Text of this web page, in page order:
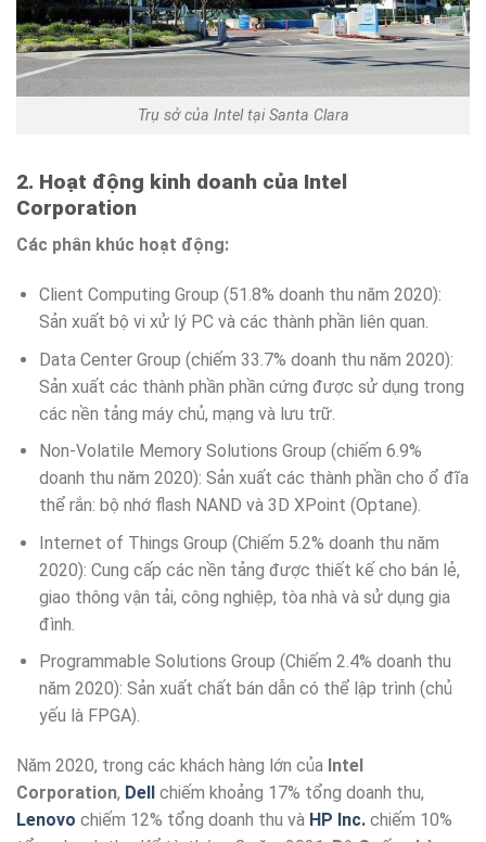
Trụ sở của Intel tại Santa Clara
2. Hoạt động kinh doanh của Intel
Corporation
Các phân khúc hoạt động:
Client Computing Group (51.8% doanh thu năm 2020):
Sản xuất bộ vi xử lý PC và các thành phần liên quan.
Data Center Group (chiếm 33.7% doanh thu năm 2020):
Sản xuất các thành phần phần cứng được sử dụng trong
các nền tảng máy chủ, mạng và lưu trữ.
Non-Volatile Memory Solutions Group (chiếm 6.9%
doanh thu năm 2020): Sản xuất các thành phần cho ổ đĩa
thể rắn: bộ nhớ flash NAND và 3D XPoint (Optane).
Internet of Things Group (Chiếm 5.2% doanh thu năm
2020): Cung cấp các nền tảng được thiết kế cho bán lẻ,
giao thông vận tải, công nghiệp, tòa nhà và sử dụng gia
đình.
Programmable Solutions Group (Chiếm 2.4% doanh thu
năm 2020): Sản xuất chất bán dẫn có thể lập trình (chủ
yếu là FPGA).
Năm 2020, trong các khách hàng lớn của Intel
Corporation, Dell chiếm khoảng 17% tổng doanh thu,
Lenovo chiếm 12% tổng doanh thu và HP Inc. chiếm 10%